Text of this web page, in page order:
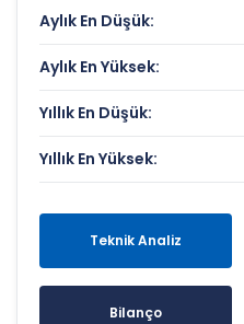
Aylık En Düşük:
Aylık En Yüksek:
Yıllık En Düşük:
Yıllık En Yüksek:
Teknik Analiz
Bilanço